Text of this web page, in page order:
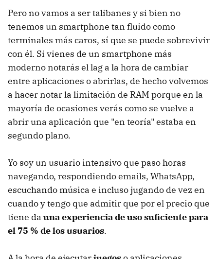
Pero no vamos a ser talibanes y si bien no
tenemos un smartphone tan fluido como
terminales más caros, sí que se puede sobrevivir
con él. Si vienes de un smartphone más
moderno notarás el lag a la hora de cambiar
entre aplicaciones o abrirlas, de hecho volvemos
a hacer notar la limitación de RAM porque en la
mayoría de ocasiones verás como se vuelve a
abrir una aplicación que "en teoría" estaba en
segundo plano.
Yo soy un usuario intensivo que paso horas
navegando, respondiendo emails, WhatsApp,
escuchando música e incluso jugando de vez en
cuando y tengo que admitir que por el precio que
tiene da una experiencia de uso suficiente para
el 75 % de los usuarios.